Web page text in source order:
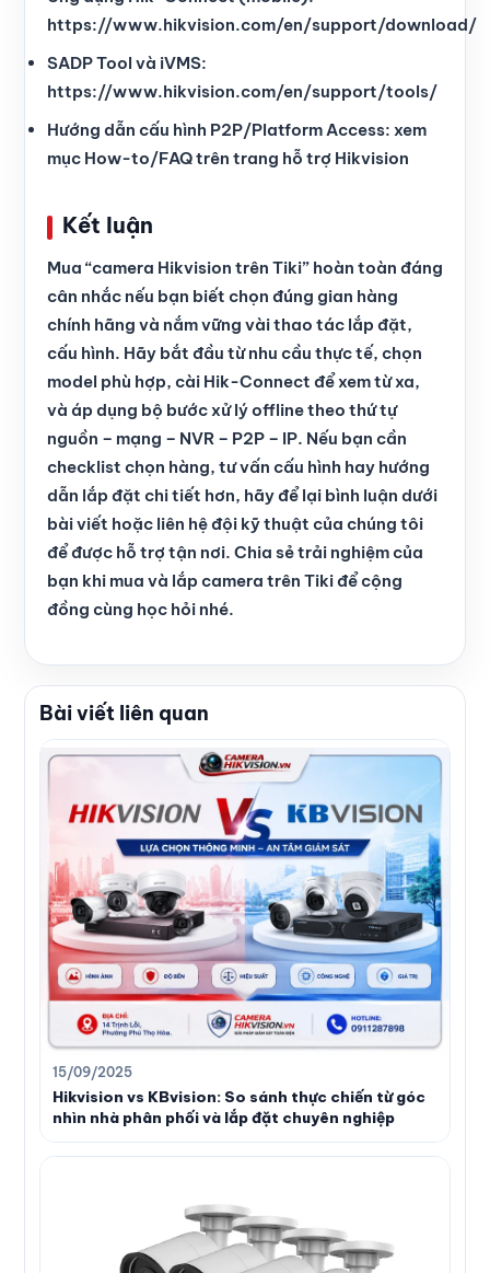
https://www.hikvision.com/en/support/download/
SADP Tool và iVMS:
https://www.hikvision.com/en/support/tools/
Hướng dẫn cấu hình P2P/Platform Access: xem
mục How-to/FAQ trên trang hỗ trợ Hikvision
Kết luận
Mua “camera Hikvision trên Tiki” hoàn toàn đáng
cân nhắc nếu bạn biết chọn đúng gian hàng
chính hãng và nắm vững vài thao tác lắp đặt,
cấu hình. Hãy bắt đầu từ nhu cầu thực tế, chọn
model phù hợp, cài Hik-Connect để xem từ xa,
và áp dụng bộ bước xử lý offline theo thứ tự
nguồn – mạng – NVR – P2P – IP. Nếu bạn cần
checklist chọn hàng, tư vấn cấu hình hay hướng
dẫn lắp đặt chi tiết hơn, hãy để lại bình luận dưới
bài viết hoặc liên hệ đội kỹ thuật của chúng tôi
để được hỗ trợ tận nơi. Chia sẻ trải nghiệm của
bạn khi mua và lắp camera trên Tiki để cộng
đồng cùng học hỏi nhé.
Bài viết liên quan
15/09/2025
Hikvision vs KBvision: So sánh thực chiến từ góc
nhìn nhà phân phối và lắp đặt chuyên nghiệp